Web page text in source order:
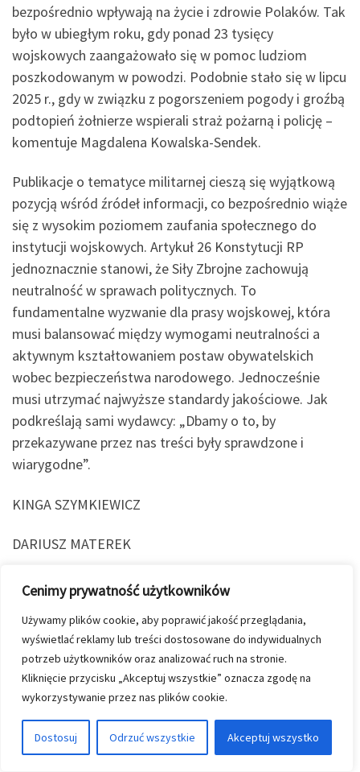
Cenimy prywatność użytkowników
Używamy plików cookie, aby poprawić jakość przeglądania,
wyświetlać reklamy lub treści dostosowane do indywidualnych
potrzeb użytkowników oraz analizować ruch na stronie.
Kliknięcie przycisku „Akceptuj wszystkie” oznacza zgodę na
wykorzystywanie przez nas plików cookie.
Dostosuj Odrzuć wszystkie Akceptuj wszystko
bezpośrednio wpływają na życie i zdrowie Polaków. Tak
było w ubiegłym roku, gdy ponad 23 tysięcy
wojskowych zaangażowało się w pomoc ludziom
poszkodowanym w powodzi. Podobnie stało się w lipcu
2025 r., gdy w związku z pogorszeniem pogody i groźbą
podtopień żołnierze wspierali straż pożarną i policję –
komentuje Magdalena Kowalska-Sendek.
Publikacje o tematyce militarnej cieszą się wyjątkową
pozycją wśród źródeł informacji, co bezpośrednio wiąże
się z wysokim poziomem zaufania społecznego do
instytucji wojskowych. Artykuł 26 Konstytucji RP
jednoznacznie stanowi, że Siły Zbrojne zachowują
neutralność w sprawach politycznych. To
fundamentalne wyzwanie dla prasy wojskowej, która
musi balansować między wymogami neutralności a
aktywnym kształtowaniem postaw obywatelskich
wobec bezpieczeństwa narodowego. Jednocześnie
musi utrzymać najwyższe standardy jakościowe. Jak
podkreślają sami wydawcy: „Dbamy o to, by
przekazywane przez nas treści były sprawdzone i
wiarygodne”.
KINGA SZYMKIEWICZ
DARIUSZ MATEREK
prasa wojskowa wojsko